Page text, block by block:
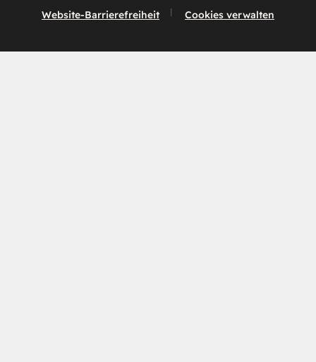
Website-Barrierefreiheit Cookies verwalten